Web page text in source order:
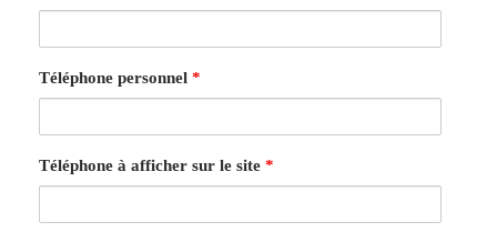
Téléphone personnel *
Téléphone à afficher sur le site *